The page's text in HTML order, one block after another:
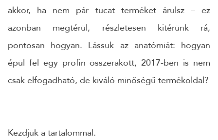
akkor, ha nem pár tucat terméket árulsz – ez
azonban megtérül, részletesen kitérünk rá,
pontosan hogyan. Lássuk az anatómiát: hogyan
épül fel egy profin összerakott, 2017-ben is nem
csak elfogadható, de kiváló minőségű termékoldal?
Kezdjük a tartalommal.